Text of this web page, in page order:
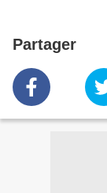
Partager